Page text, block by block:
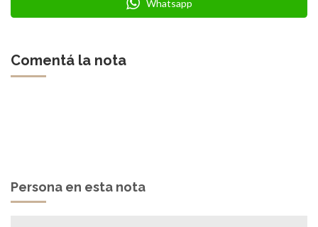
Whatsapp
Comentá la nota
Persona en esta nota